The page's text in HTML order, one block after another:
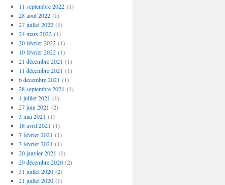
11 septembre 2022(1)
28 août 2022(1)
27 juillet 2022(1)
24 mars 2022(1)
20 février 2022(1)
10 février 2022(1)
21 décembre 2021 (1)
11 décembre 2021 (1)
6 décembre 2021 (1)
28 septembre 2021 (1)
4 juillet 2021 (1)
27 juin 2021 (2)
3 mai 2021 (1)
18 avril 2021 (1)
7 février 2021 (1)
3 février 2021 (1)
20 janvier 2021 (1)
29 décembre 2020(2)
31 juillet 2020(2)
21 juillet 2020(1)